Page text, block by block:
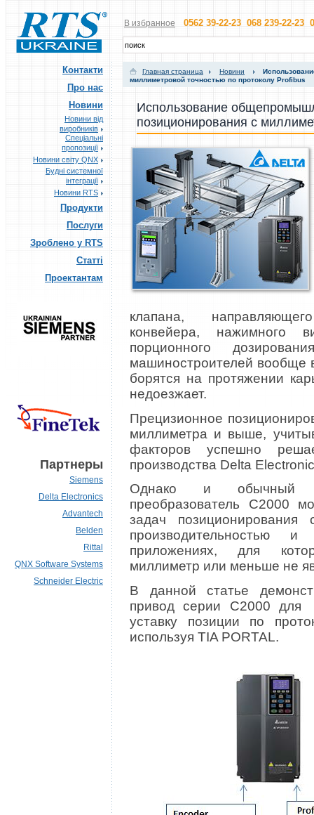
В избранное 0562 39-22-23 068 239-22-23
Контакти
Про нас
Новини
Новини від
виробників
Спеціальні
пропозиції
Новини світу QNX
Будні системної
інтеграції
Новини RTS
Продукти
Послуги
Зроблено у RTS
Статті
Проектантам
Партнеры
Siemens
Delta Electronics
Advantech
Belden
Rittal
QNX Software Systems
Schneider Electric
Главная страница Новини
миллиметровой точностью по протоколу Profibus
Использование
позиционирования с
клапана,
конвейера, нажимного
порционного
машиностроителей вообще
борятся на протяжении
недоезжает.
Прецизионное
миллиметра и выше,
факторов успешно
производства Delta
Однако и обычный
преобразователь C2000
задач позиционирования
производительностью
приложениях, для
миллиметр или меньше не
В данной статье
привод серии C2000 для
уставку позиции по
используя TIA PORTAL.